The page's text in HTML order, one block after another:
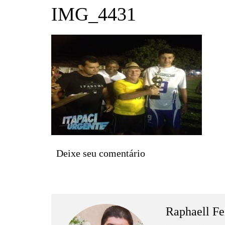
Campos Verdes
Carmo do Rio Verde
Catalão
Ceres
Crixás
Estrela do Norte
Goianésia
Goiânia
IMG_4431
Deixe seu comentário
Raphaell